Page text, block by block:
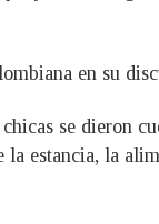
en su
se dieron
la estancia, la